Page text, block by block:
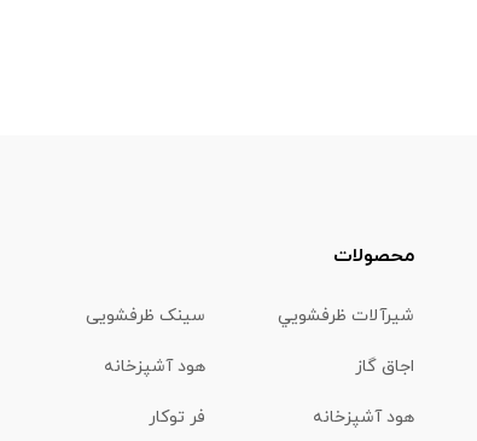
محصولات
شیرآلات ظرفشويي سینک ظرفشویی
اجاق گاز هود آشپزخانه
هود آشپزخانه فر توکار